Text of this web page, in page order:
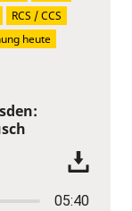
05:40
RCS / CCS
heute